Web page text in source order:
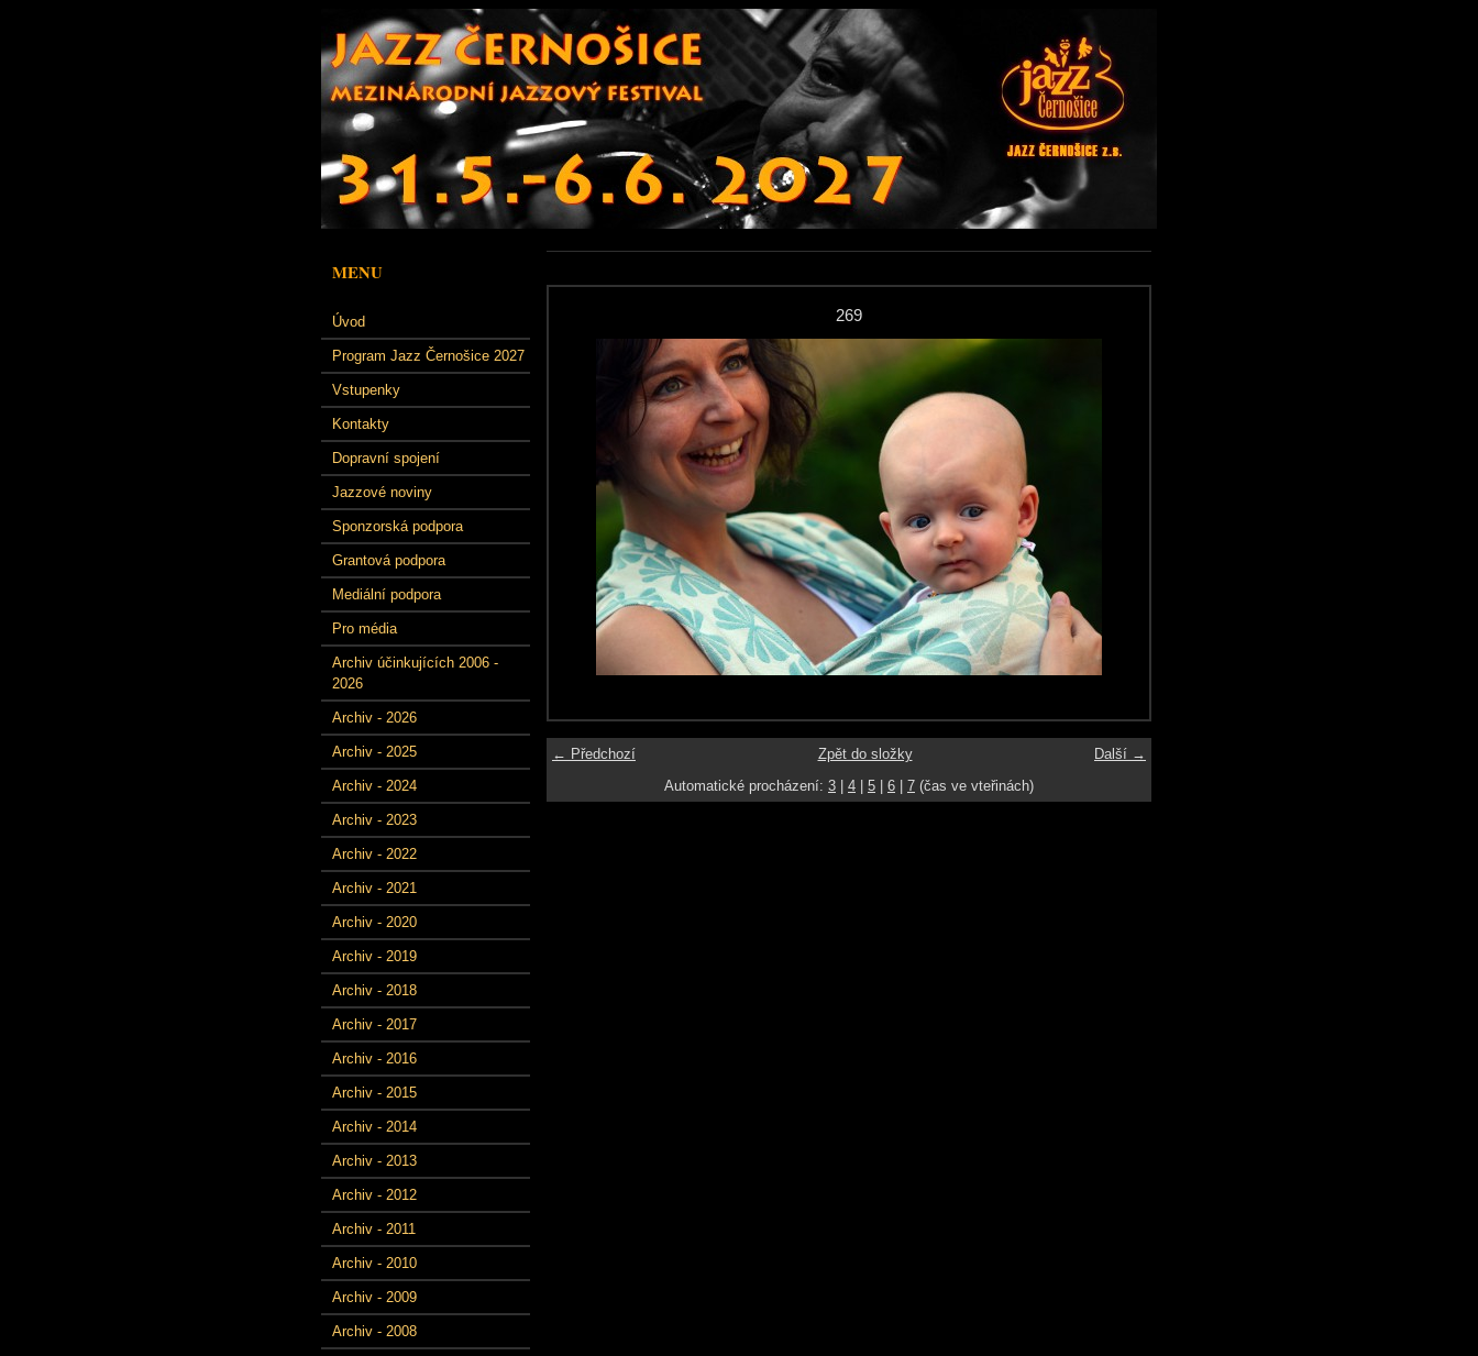
MENU
Úvod
Program Jazz Černošice 2027
Vstupenky
Kontakty
Dopravní spojení
Jazzové noviny
Sponzorská podpora
Grantová podpora
Mediální podpora
Pro média
Archiv účinkujících 2006 -
2026
Archiv - 2026
Archiv - 2025
Archiv - 2024
Archiv - 2023
Archiv - 2022
Archiv - 2021
Archiv - 2020
Archiv - 2019
Archiv - 2018
Archiv - 2017
Archiv - 2016
Archiv - 2015
Archiv - 2014
Archiv - 2013
Archiv - 2012
Archiv - 2011
Archiv - 2010
Archiv - 2009
Archiv - 2008
269
← Předchozí Další →
Zpět do složky
Automatické procházení: 3 4 5 6 7 (čas ve vteřinách)